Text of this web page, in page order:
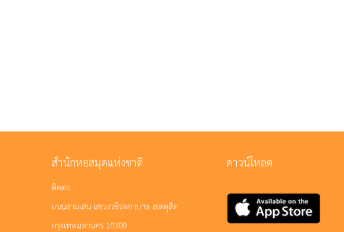
สำนักหอสมุดแห่งชาติ
ติดต่อ
ถนนสามเสน แขวงวชิรพยาบาล เขตดุสิต
กรุงเทพมหานคร 10300
ดาวน์โหลด